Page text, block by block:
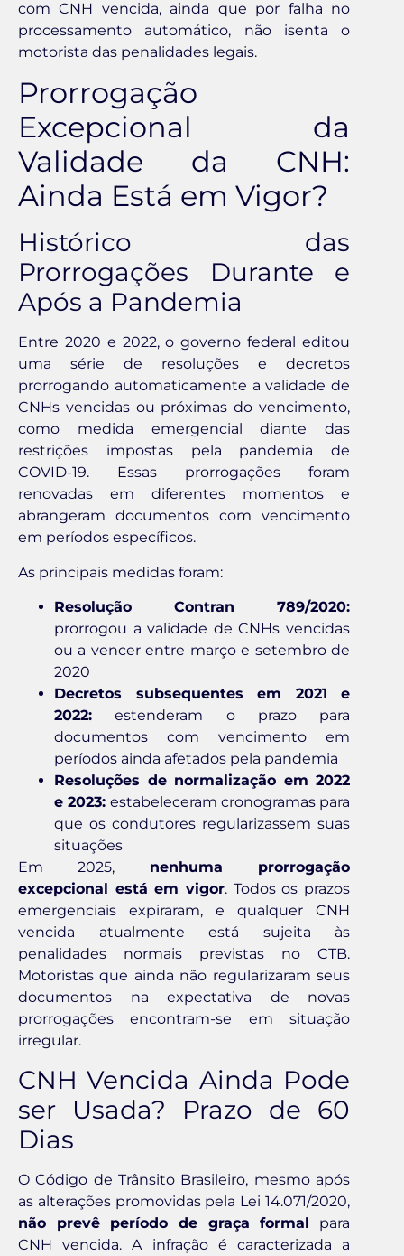
com CNH vencida, ainda que por falha no
processamento automático, não isenta o
motorista das penalidades legais.
Prorrogação
Excepcional da
Validade da CNH:
Ainda Está em Vigor?
Histórico das
Prorrogações Durante e
Após a Pandemia
Entre 2020 e 2022, o governo federal editou
uma série de resoluções e decretos
prorrogando automaticamente a validade de
CNHs vencidas ou próximas do vencimento,
como medida emergencial diante das
restrições impostas pela pandemia de
COVID-19. Essas prorrogações foram
renovadas em diferentes momentos e
abrangeram documentos com vencimento
em períodos específicos.
As principais medidas foram:
Resolução Contran 789/2020:
prorrogou a validade de CNHs vencidas
ou a vencer entre março e setembro de
2020
Decretos subsequentes em 2021 e
2022: estenderam o prazo para
documentos com vencimento em
períodos ainda afetados pela pandemia
Resoluções de normalização em 2022
e 2023: estabeleceram cronogramas para
que os condutores regularizassem suas
situações
Em 2025, nenhuma prorrogação
excepcional está em vigor. Todos os prazos
emergenciais expiraram, e qualquer CNH
vencida atualmente está sujeita às
penalidades normais previstas no CTB.
Motoristas que ainda não regularizaram seus
documentos na expectativa de novas
prorrogações encontram-se em situação
irregular.
CNH Vencida Ainda Pode
ser Usada? Prazo de 60
Dias
O Código de Trânsito Brasileiro, mesmo após
as alterações promovidas pela Lei 14.071/2020,
não prevê período de graça formal para
CNH vencida. A infração é caracterizada a